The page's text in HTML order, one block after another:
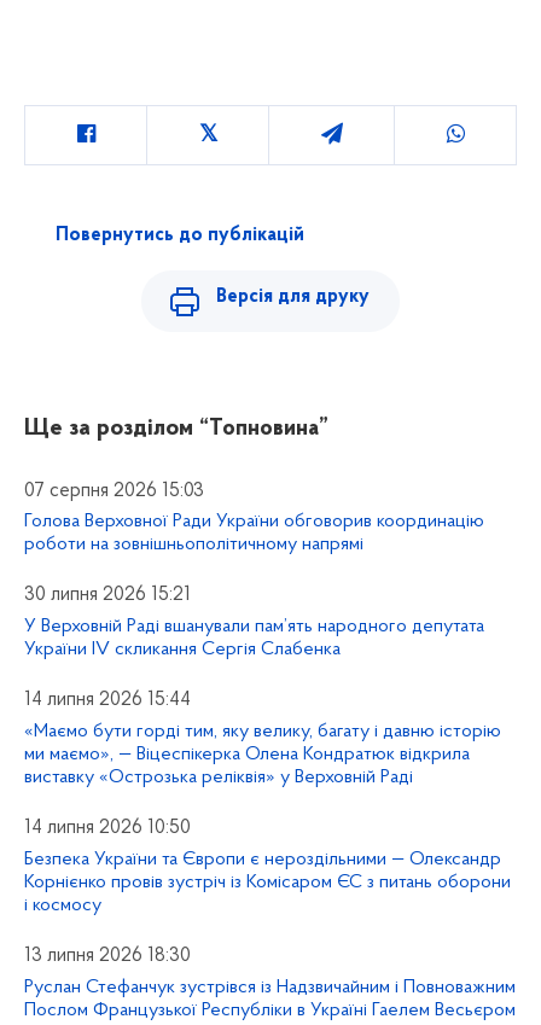
Повернутись до публікацій
Версія для друку
Ще за розділом “Топновина”
07 серпня 2026 15:03
Голова Верховної Ради України обговорив координацію
роботи на зовнішньополітичному напрямі
30 липня 2026 15:21
У Верховній Раді вшанували пам’ять народного депутата
України IV скликання Сергія Слабенка
14 липня 2026 15:44
«Маємо бути горді тим, яку велику, багату і давню історію
ми маємо», — Віцеспікерка Олена Кондратюк відкрила
виставку «Острозька реліквія» у Верховній Раді
14 липня 2026 10:50
Безпека України та Європи є нероздільними — Олександр
Корнієнко провів зустріч із Комісаром ЄС з питань оборони
і космосу
13 липня 2026 18:30
Руслан Стефанчук зустрівся із Надзвичайним і Повноважним
Послом Французької Республіки в Україні Гаелем Весьєром